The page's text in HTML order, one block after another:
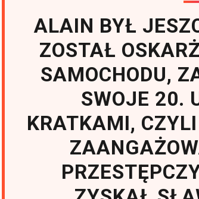
ALAIN BYŁ
ZOSTAŁ
SAMOCHODU,
SWOJE 20.
KRATKAMI,